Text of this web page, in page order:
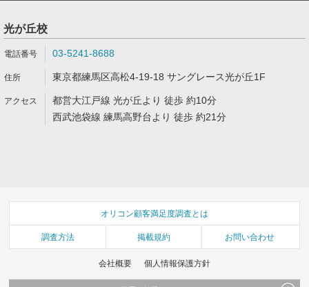
光が丘校
03-5241-8688
東京都練馬区高松4-19-18 サングレース光が丘1F
都営大江戸線 光が丘より 徒歩 約10分
西武池袋線 練馬高野台より 徒歩 約21分
オリコン顧客満足度調査とは
調査方法 掲載規約 お問い合わせ
会社概要 個人情報保護方針